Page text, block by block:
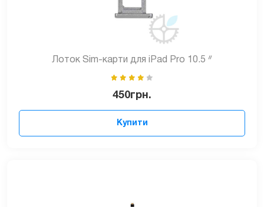
Лоток Sim-карти для iPad Pro 10.5 ᐥ
450грн.
Купити